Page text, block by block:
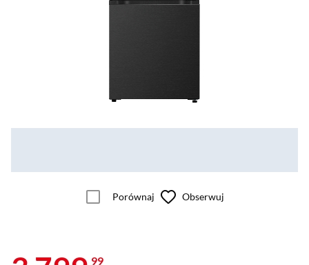
Porównaj Obserwuj
99